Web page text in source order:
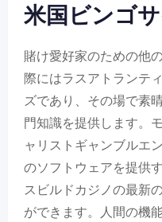
米国ビンゴ
賭け愛好家のための他
際にはラスアトランテ
ズであり、その場で素
門知識を提供します。
ャリストギャンブルエ
のソフトウェアを提供
スビルドカジノの最新
ができます。人間の機